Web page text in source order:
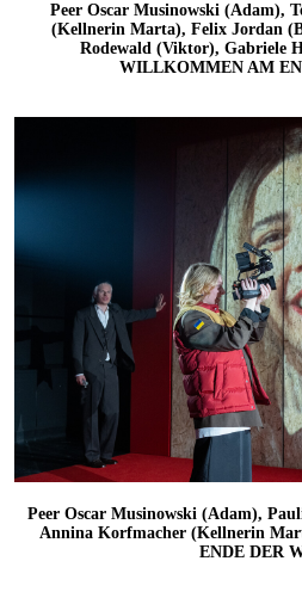
Peer Oscar Musinowski (Adam),
(Kellnerin Marta), Felix Jordan
Rodewald (Viktor), Gabriele
WILLKOMMEN AM
Peer Oscar Musinowski (Adam),
Annina Korfmacher (Kellnerin
ENDE DER